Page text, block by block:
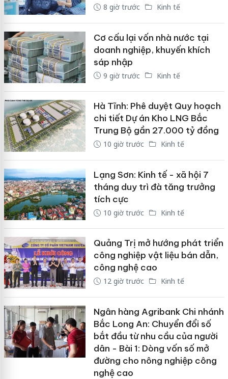
8 giờ trước Kinh tế
Cơ cấu lại vốn nhà nước tại
doanh nghiệp, khuyến khích
sáp nhập
9 giờ trước Kinh tế
Hà Tĩnh: Phê duyệt Quy hoạch
chi tiết Dự án Kho LNG Bắc
Trung Bộ gần 27.000 tỷ đồng
10 giờ trước Kinh tế
Lạng Sơn: Kinh tế - xã hội 7
tháng duy trì đà tăng trưởng
tích cực
10 giờ trước Kinh tế
Quảng Trị mở hướng phát triển
công nghiệp vật liệu bán dẫn,
công nghệ cao
12 giờ trước Kinh tế
Ngân hàng Agribank Chi nhánh
Bắc Long An: Chuyển đổi số
bắt đầu từ nhu cầu của người
dân - Bài 1: Dòng vốn số mở
đường cho nông nghiệp công
nghệ cao